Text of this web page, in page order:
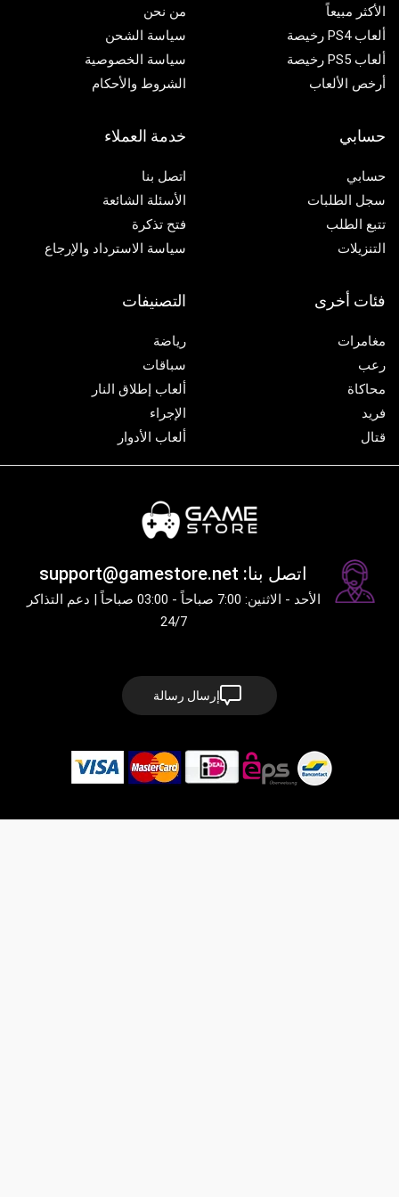
من نحن
سياسة الشحن
سياسة الخصوصية
الشروط والأحكام
الأكثر مبيعاً
ألعاب PS4 رخيصة
ألعاب PS5 رخيصة
أرخص الألعاب
خدمة العملاء
اتصل بنا
الأسئلة الشائعة
فتح تذكرة
سياسة الاسترداد والإرجاع
حسابي
حسابي
سجل الطلبات
تتبع الطلب
التنزيلات
التصنيفات
رياضة
سباقات
ألعاب إطلاق النار
الإجراء
ألعاب الأدوار
فئات أخرى
مغامرات
رعب
محاكاة
فريد
قتال
اتصل بنا: support@gamestore.net
الأحد - الاثنين: 7:00 صباحاً - 03:00 صباحاً | دعم التذاكر
24/7
إرسال رسالة